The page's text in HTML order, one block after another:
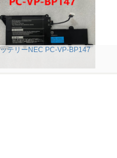
テリーNEC PC-VP-BP147